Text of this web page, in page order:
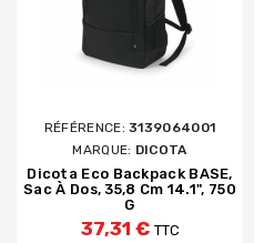
RÉFÉRENCE:3139064001
MARQUE: DICOTA
Dicota Eco Backpack BASE,
Sac À Dos, 35,8 Cm 14.1", 750
G
37,31 € TTC